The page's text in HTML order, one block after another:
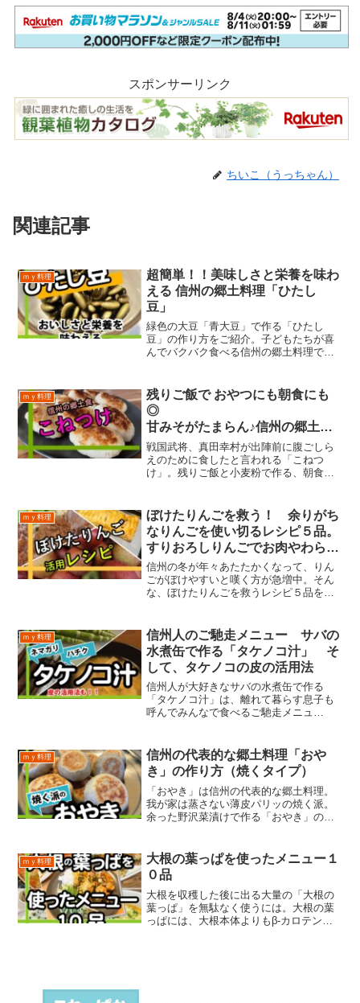
スポンサーリンク
ちいこ（うっちゃん）
関連記事
ｍｙ料理
超簡単！！美味しさと栄養を味わ
える 信州の郷土料理「ひたし
豆」
緑色の大豆「青大豆」で作る「ひたし
豆」の作り方をご紹介。子どもたちが喜
んでバクバク食べる信州の郷土料理で
ｍｙ料理
残りご飯で おやつにも朝食にも
◎
甘みそがたまらん♪信州の郷土食
こねつけ!!
戦国武将、真田幸村が出陣前に腹ごしら
えのために食したと言われる「こねつ
け」。残りご飯と小麦粉で作る、朝食や
ん！！！
ｍｙ料理
ぼけたりんごを救う！ 余りがち
なりんごを使い切るレシピ５品。
すりおろしりんごでお肉やわら
か！
信州の冬が年々あたたかくなって、りん
ごがぼけやすいと嘆く方が急増中。そん
な、ぼけたりんごを救うレシピ５品をご
ｍｙ料理
信州人のご馳走メニュー サバの
水煮缶で作る「タケノコ汁」 そ
して、タケノコの皮の活用法
信州人が大好きなサバの水煮缶で作る
「タケノコ汁」は、離れて暮らす息子も
呼んでみんなで食べるご馳走メニュ
の活用方法もご紹介。
ｍｙ料理
信州の代表的な郷土料理「おや
き」の作り方（焼くタイプ）
「おやき」は信州の代表的な郷土料理。
我が家は蒸さない薄皮パリッの焼く派。
余った野沢菜漬けで作る「おやき」のレ
ｍｙ料理
大根の葉っぱを使ったメニュー１
０品
大根を収穫した後に出る大量の「大根の
葉っぱ」を無駄なく使うには。大根の葉
っぱには、大根本体よりもβ-カロテン、